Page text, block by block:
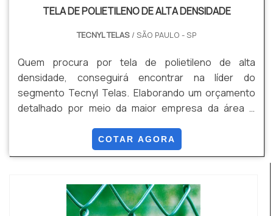
TELA DE POLIETILENO DE ALTA DENSIDADE
TECNYL TELAS / SÃO PAULO - SP
Quem procura por tela de polietileno de alta
densidade, conseguirá encontrar na líder do
segmento Tecnyl Telas. Elaborando um orçamento
detalhado por meio da maior empresa da área e
erros. UM POUCO MAIS SOBRE A TELA DE
POLIETILENO DE ALTA DENSIDADE Quem quer achar
empresa responsável, acha a Tecnyl Telas. A
empresa tem em seu escopo telas par...
COTAR AGORA